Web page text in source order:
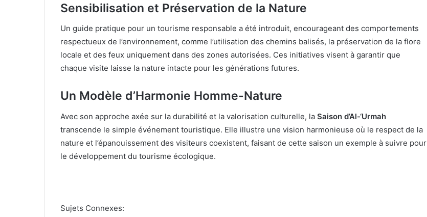
Sensibilisation et Préservation de la Nature
Un guide pratique pour un tourisme responsable a été introduit, encourageant des comportements
respectueux de l’environnement, comme l’utilisation des chemins balisés, la préservation de la flore
locale et des feux uniquement dans des zones autorisées. Ces initiatives visent à garantir que
chaque visite laisse la nature intacte pour les générations futures.
Un Modèle d’Harmonie Homme-Nature
Avec son approche axée sur la durabilité et la valorisation culturelle, la Saison d’Al-‘Urmah
transcende le simple événement touristique. Elle illustre une vision harmonieuse où le respect de la
nature et l’épanouissement des visiteurs coexistent, faisant de cette saison un exemple à suivre pour
le développement du tourisme écologique.
Sujets Connexes: